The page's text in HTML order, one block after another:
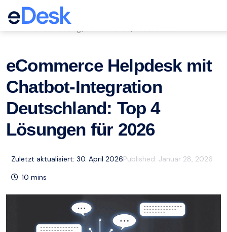
eCommerce Support Central
eCommerce Helpdesk mit
Chatbot-Integration
Deutschland: Top 4
Lösungen für 2026
Zuletzt aktualisiert: 30. April 2026Published: Januar 28, 2026
10 mins